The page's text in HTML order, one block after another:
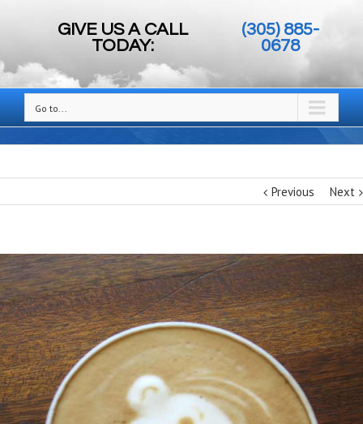
GIVE US A CALL
TODAY:
(305) 885-
0678
Go to...
Donec At Mauris Enims
Previous Next